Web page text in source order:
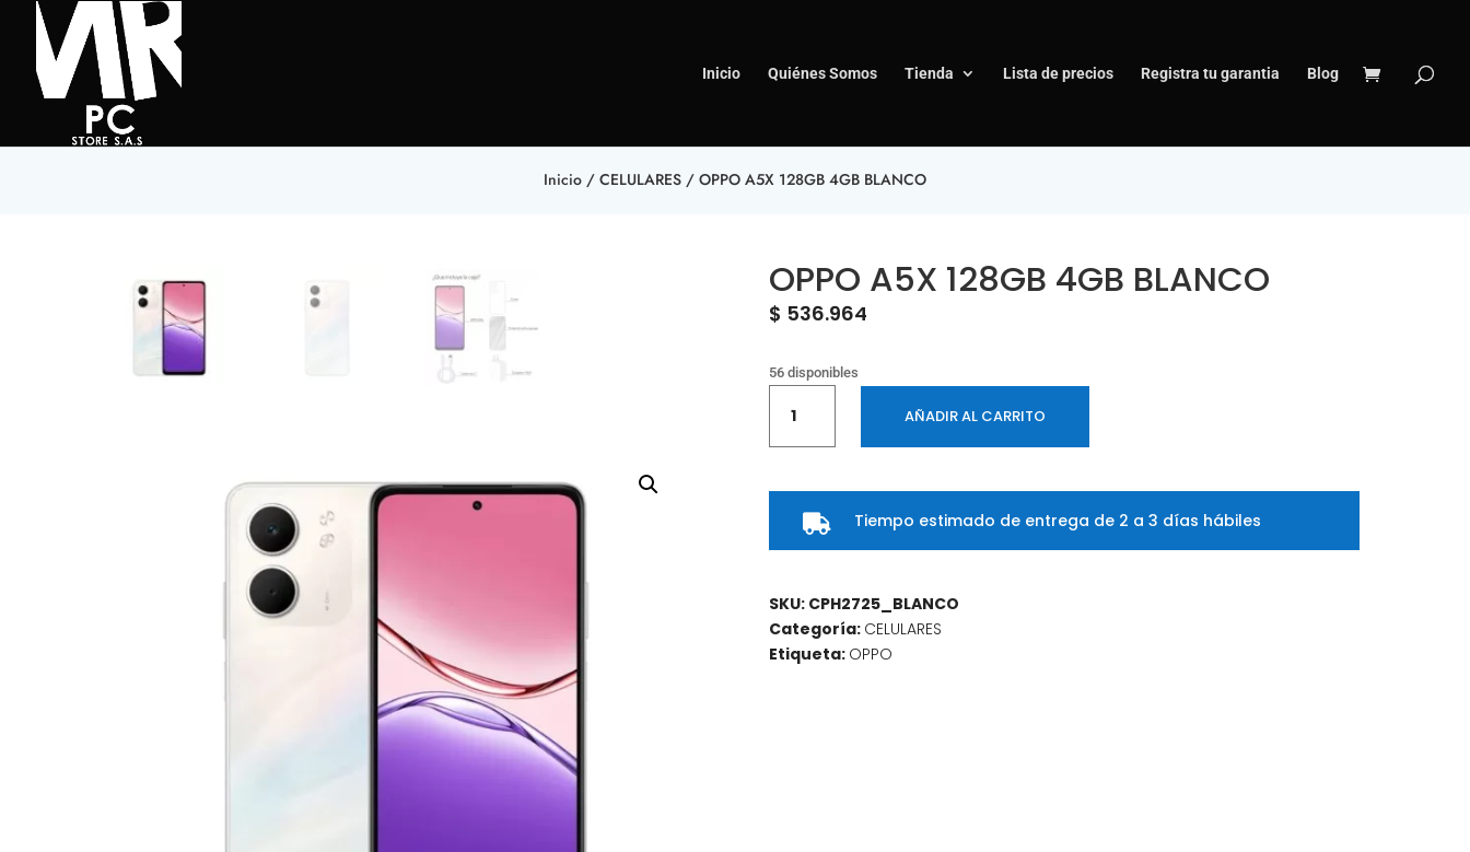
Inicio Quiénes Somos Tienda Lista de precios Registra tu garantia Blog
Inicio / CELULARES / OPPO A5X 128GB 4GB BLANCO
OPPO A5X 128GB 4GB BLANCO
$ 536.964
56 disponibles
A5X
128GB
BLANCO
cantidad
AÑADIR AL CARRITO
 Tiempo estimado de entrega de 2 a 3 días hábiles
SKU: CPH2725_BLANCO
Categoría: CELULARES
Etiqueta: OPPO